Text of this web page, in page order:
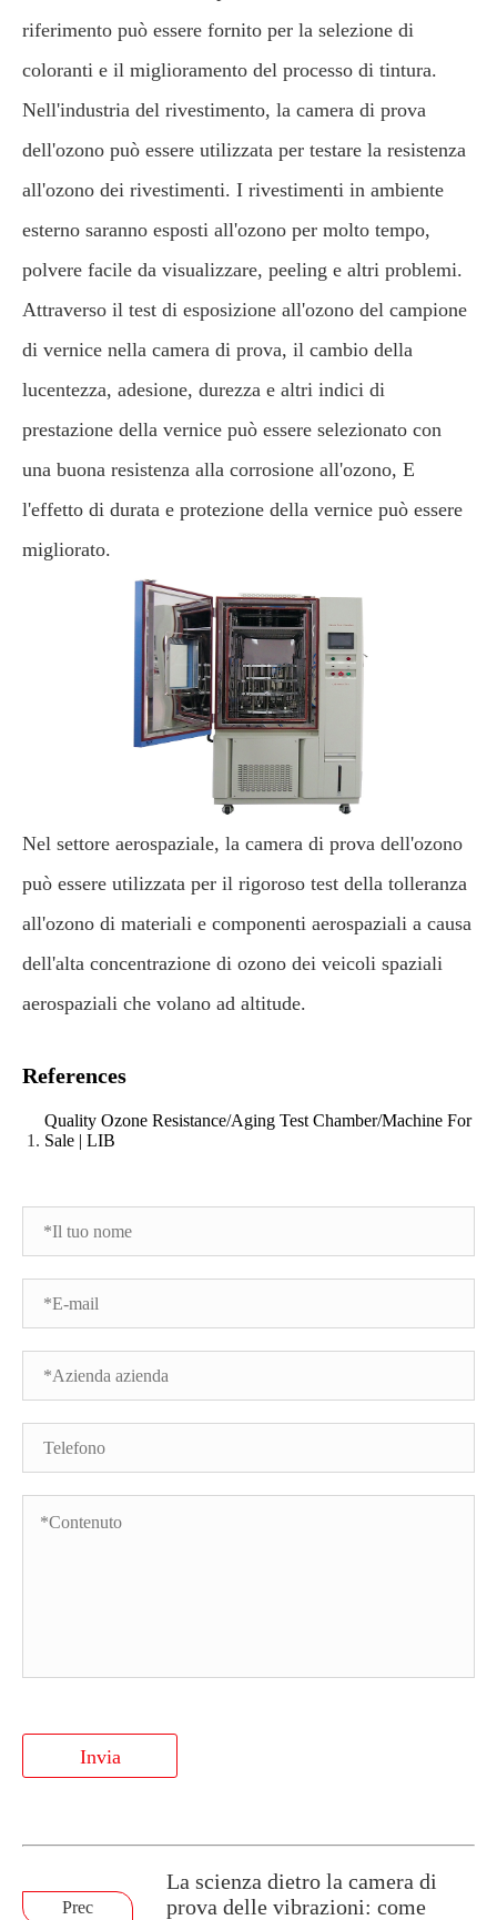
riferimento può essere fornito per la selezione di
coloranti e il miglioramento del processo di tintura.
Nell'industria del rivestimento, la camera di prova
dell'ozono può essere utilizzata per testare la resistenza
all'ozono dei rivestimenti. I rivestimenti in ambiente
esterno saranno esposti all'ozono per molto tempo,
polvere facile da visualizzare, peeling e altri problemi.
Attraverso il test di esposizione all'ozono del campione
di vernice nella camera di prova, il cambio della
lucentezza, adesione, durezza e altri indici di
prestazione della vernice può essere selezionato con
una buona resistenza alla corrosione all'ozono, E
l'effetto di durata e protezione della vernice può essere
migliorato.
Nel settore aerospaziale, la camera di prova dell'ozono
può essere utilizzata per il rigoroso test della tolleranza
all'ozono di materiali e componenti aerospaziali a causa
dell'alta concentrazione di ozono dei veicoli spaziali
aerospaziali che volano ad altitude.
References
Quality Ozone Resistance/Aging Test Chamber/Machine For
Sale | LIB
Invia
Prec
La scienza dietro la camera di
prova delle vibrazioni: come